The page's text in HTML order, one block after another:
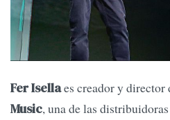
Fer Isellaes creador y director
Music, una de las